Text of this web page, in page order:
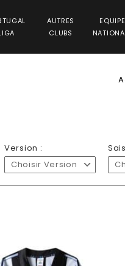
AUTRES
CLUBS
Version :
Choisir Version